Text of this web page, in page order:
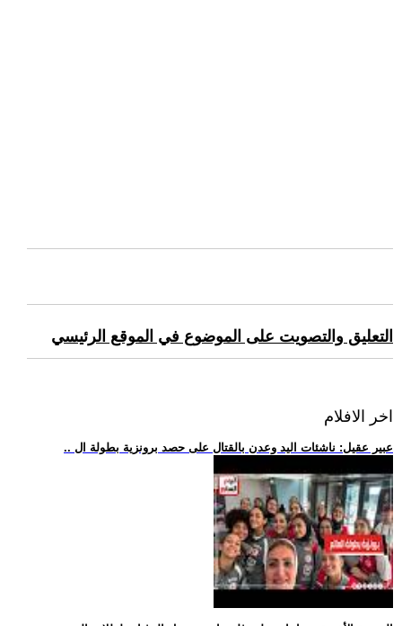
التعليق والتصويت على الموضوع في الموقع الرئيسي
اخر الافلام
.. عبير عقيل: ناشئات اليد وعدن بالقتال على حصد برونزية بطولة ال